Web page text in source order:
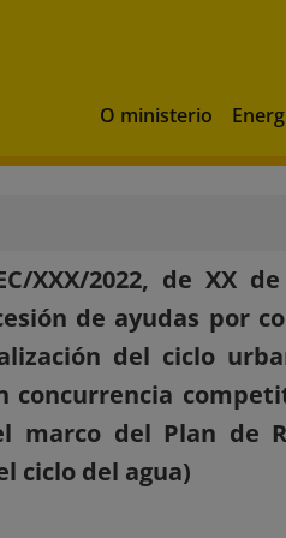
O ministerio
XXX/2022, de XX
de ayudas por
del ciclo
concurrencia
marco del Plan de
ciclo del agua)